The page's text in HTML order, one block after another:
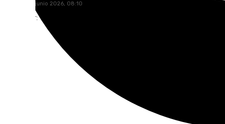
sábado, 20 junio 2026, 08:10
Compartir: